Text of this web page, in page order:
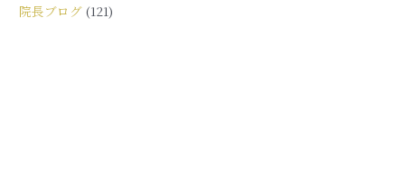
院長ブログ (121)